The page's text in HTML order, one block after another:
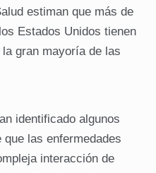
estiman que más de
Estados Unidos tienen
gran mayoría de las
identificado algunos
las enfermedades
interacción de